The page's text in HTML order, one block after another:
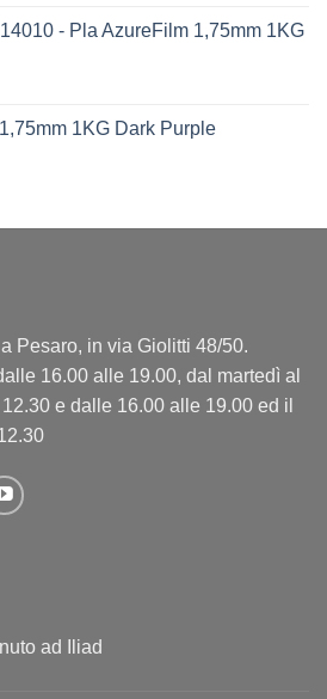
- Pla AzureFilm 1,75mm 1KG
1KG Dark Purple
Pesaro, in via Giolitti 48/50.
16.00 alle 19.00, dal martedì al
e dalle 16.00 alle 19.00 ed il
ad Iliad